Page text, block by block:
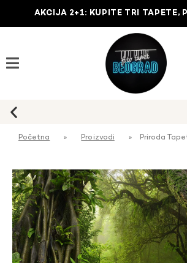
AKCIJA 2+1: KUPITE TRI TAPETE,
Početna » Proizvodi » Priroda